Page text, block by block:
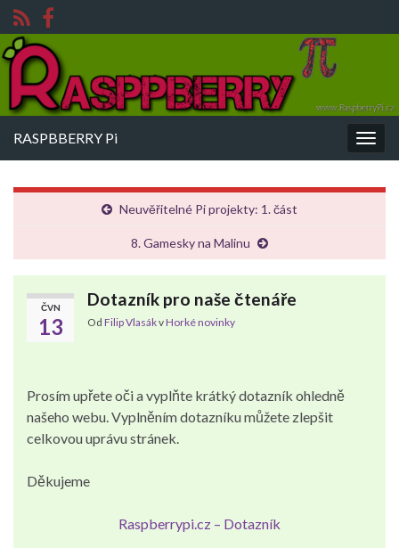
RASPBBERRY Pi
Neuvěřitelné Pi projekty: 1. část
8. Gamesky na Malinu
ČVN
13
Dotazník pro naše čtenáře
Od Filip VlasákvHorké novinky
Prosím upřete oči a vyplňte krátký dotazník ohledně
našeho webu. Vyplněním dotazníku můžete zlepšit
celkovou uprávu stránek.
Děkujeme
Raspberrypi.cz – Dotazník